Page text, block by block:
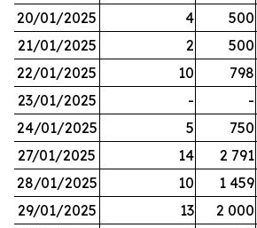
20/01/2025
4 500
21/01/2025
2 500
22/01/2025
10 798
23/01/2025
- -
24/01/2025
5 750
27/01/2025
14 2 791
28/01/2025
10 1 459
29/01/2025
13 2 000